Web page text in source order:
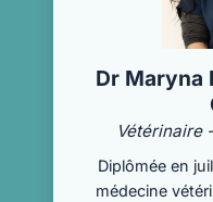
Dr Maryna
Vétérinaire
Diplômée en
médecine